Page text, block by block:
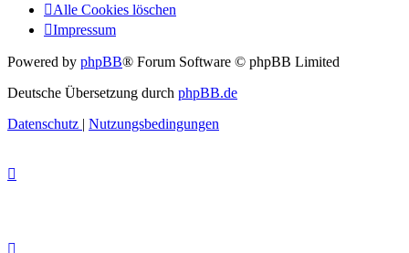
Alle Cookies löschen
Impressum
Powered by phpBB® Forum Software © phpBB Limited
Deutsche Übersetzung durch phpBB.de
Datenschutz | Nutzungsbedingungen